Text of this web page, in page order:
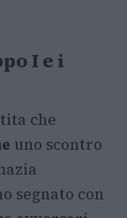
I e i
che
uno scontro
segnato con